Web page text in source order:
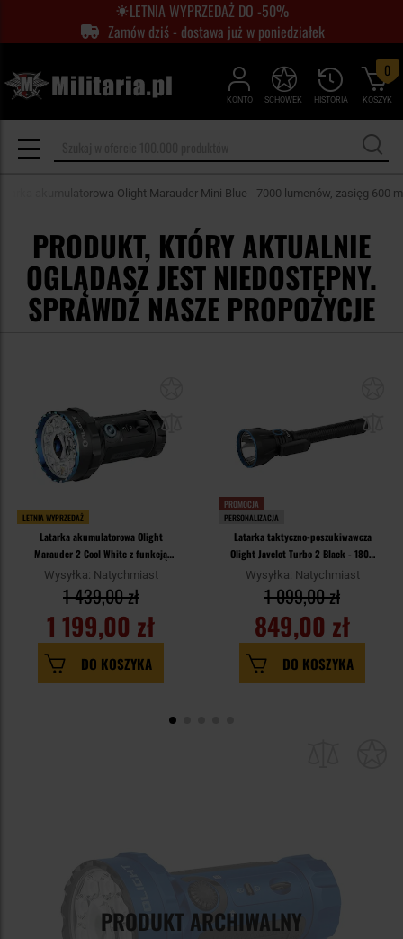
LETNIA WYPRZEDAŻ DO -50%
Zamów dziś - dostawa już w poniedziałek
KONTO HISTORIA
SCHOWEK KOSZYK
0
akumulatorowa Olight Marauder Mini Blue - 7000 lumenów, zasięg 600 m
PRODUKT, KTÓRY AKTUALNIE
OGLĄDASZ JEST NIEDOSTĘPNY.
SPRAWDŹ NASZE PROPOZYCJE
LETNIA WYPRZEDAŻ
Latarka akumulatorowa Olight
Marauder 2 Cool White z funkcją
powerbanku - 14000 lumenów,
zasięg 800 m
Wysyłka: Natychmiast
1 199,00 zł
1 439,00 zł
DO KOSZYKA
PROMOCJA
PERSONALIZACJA
Latarka taktyczno-poszukiwawcza
Olight Javelot Turbo 2 Black - 1800
lumenów
Wysyłka: Natychmiast
849,00 zł
1 099,00 zł
DO KOSZYKA
PRODUKT ARCHIWALNY